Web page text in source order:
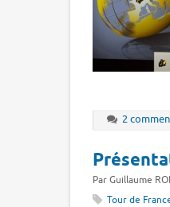
2
Par Guillaume
Tour de